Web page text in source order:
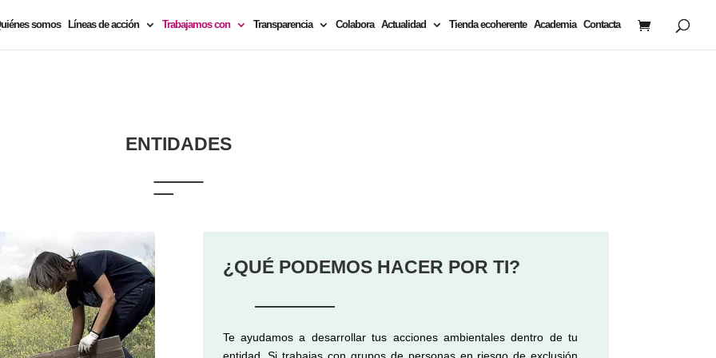
somos Líneas de acción Trabajamos con Transparencia Colabora Actualidad Tienda ecoherente Academia Contacta
ENTIDADES
¿QUÉ PODEMOS HACER POR TI?
Te ayudamos a desarrollar tus acciones ambientales dentro de tu